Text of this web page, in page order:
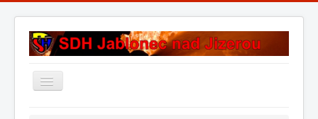
Přepnout
navigaci